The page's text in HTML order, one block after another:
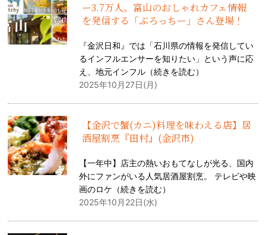
ー3.7万人。富山のおしゃれカフェ情報
を発信する「ぶろっちー」さん登場！
『金沢日和』では「石川県の情報を発信してい
るインフルエンサーを知りたい」という声に応
え、地元インフル（続きを読む）
2025年10月27日(月)
【金沢で蟹(カニ)料理を味わえる店】居
酒屋割烹『田村』(金沢市)
【一年中】店主の熱いおもてなしが光る、国内
外にファンがいる人気居酒屋割烹。 テレビや映
画のロケ（続きを読む）
2025年10月22日(水)